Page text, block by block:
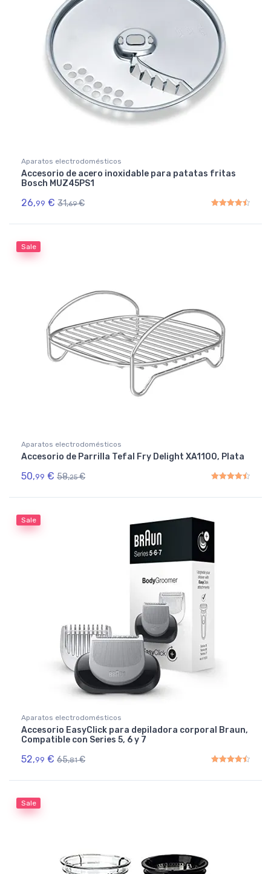
Aparatos electrodomésticos
Accesorio de acero inoxidable para patatas fritas
Bosch MUZ45PS1
26,99 € 31,69 €
Sale
Aparatos electrodomésticos
Accesorio de Parrilla Tefal Fry Delight XA1100, Plata
50,99 € 58,25 €
Sale
Aparatos electrodomésticos
Accesorio EasyClick para depiladora corporal Braun,
Compatible con Series 5, 6 y 7
52,99 € 65,81 €
Sale